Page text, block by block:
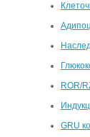
ROR/
GRU